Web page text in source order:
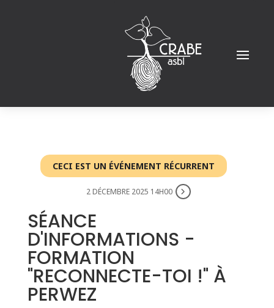
CECI EST UN ÉVÉNEMENT RÉCURRENT
2 DÉCEMBRE 2025 14H00
SÉANCE
D'INFORMATIONS -
FORMATION
"RECONNECTE-TOI !" À
PERWEZ